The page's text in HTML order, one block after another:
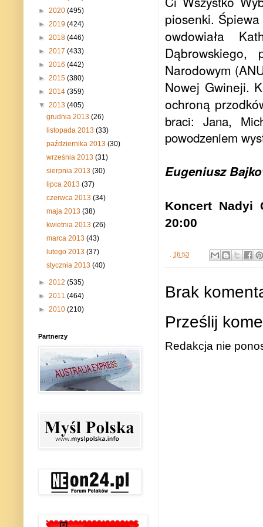
piosenki.
owdowiała
Dąbrowskiego,
Narodowym
Nowej Gwineji.
ochroną
braci: Jana,
powodzeniem
Eugeniusz
Koncert Nadyi
20:00
. 16:53
Brak
Prześlij
Redakcja nie
► 2020 (495)
► 2019 (424)
► 2018 (446)
► 2017 (433)
► 2016 (442)
► 2015 (380)
► 2014 (359)
▼ 2013 (405)
grudnia 2013(26)
listopada 2013(33)
października 2013(30)
września 2013(31)
sierpnia 2013(30)
lipca 2013(37)
czerwca 2013(34)
maja 2013(38)
kwietnia 2013(26)
marca 2013(43)
lutego 2013(37)
stycznia 2013(40)
► 2012 (535)
► 2011 (464)
► 2010 (210)
Partnerzy